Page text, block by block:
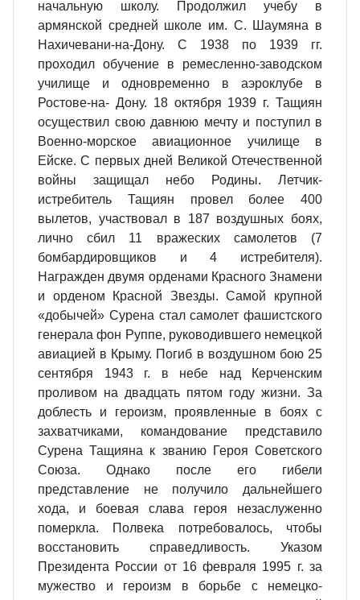
начальную школу. Продолжил учебу в
армянской средней школе им. С. Шаумяна в
Нахичевани-на-Дону. С 1938 по 1939 гг.
проходил обучение в ремесленно-заводском
училище и одновременно в аэроклубе в
Ростове-на- Дону. 18 октября 1939 г. Тащиян
осуществил свою давнюю мечту и поступил в
Военно-морское авиационное училище в
Ейске. С первых дней Великой Отечественной
войны защищал небо Родины. Летчик-
истребитель Тащиян провел более 400
вылетов, участвовал в 187 воздушных боях,
лично сбил 11 вражеских самолетов (7
бомбардировщиков и 4 истребителя).
Награжден двумя орденами Красного Знамени
и орденом Красной Звезды. Самой крупной
«добычей» Сурена стал самолет фашистского
генерала фон Руппе, руководившего немецкой
авиацией в Крыму. Погиб в воздушном бою 25
сентября 1943 г. в небе над Керченским
проливом на двадцать пятом году жизни. За
доблесть и героизм, проявленные в боях с
захватчиками, командование представило
Сурена Тащияна к званию Героя Советского
Союза. Однако после его гибели
представление не получило дальнейшего
хода, и боевая слава героя незаслуженно
померкла. Полвека потребовалось, чтобы
восстановить справедливость. Указом
Президента России от 16 февраля 1995 г. за
мужество и героизм в борьбе с немецко-